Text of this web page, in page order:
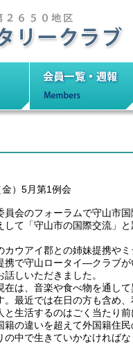
）5月第1例会
員会のフォーラムで守山市
して「守山市の国際交流」
カウアイ郡との姉妹提携や
携で守山ロータイ―クラブ
話しいただきました。
在は、音楽や食べ物を通し
。最近では在日の方も含め、
と生活するのはごく当たり
籍の違いを超えて外国籍住
の中で生きていかなければ